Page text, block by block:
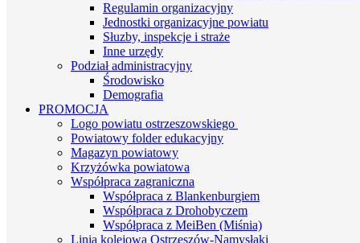
Regulamin organizacyjny
Jednostki organizacyjne powiatu
Słuzby, inspekcje i straże
Inne urzędy
Podział administracyjny
Środowisko
Demografia
PROMOCJA
Logo powiatu ostrzeszowskiego
Powiatowy folder edukacyjny
Magazyn powiatowy
Krzyżówka powiatowa
Współpraca zagraniczna
Współpraca z Blankenburgiem
Współpraca z Drohobyczem
Współpraca z MeiBen (Miśnia)
Linia kolejowa Ostrzeszów-Namysłaki